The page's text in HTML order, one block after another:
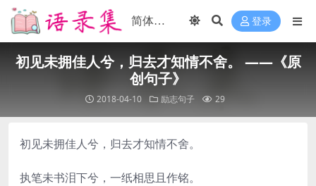
登录
初见未拥佳人兮，归去才知情不舍。 ——《原
创句子》
2018-04-10 励志句子 29
初见未拥佳人兮，归去才知情不舍。
执笔未书泪下兮，一纸相思且作铭。